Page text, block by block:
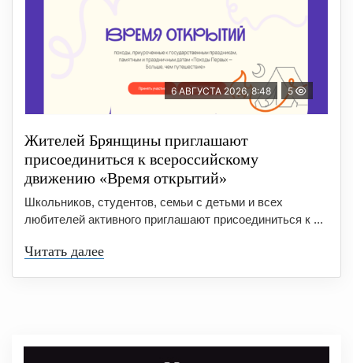
6 АВГУСТА 2026, 8:48 5
Жителей Брянщины приглашают
присоединиться к всероссийскому
движению «Время открытий»
Школьников, студентов, семьи с детьми и всех
любителей активного приглашают присоединиться к ...
Читать далее